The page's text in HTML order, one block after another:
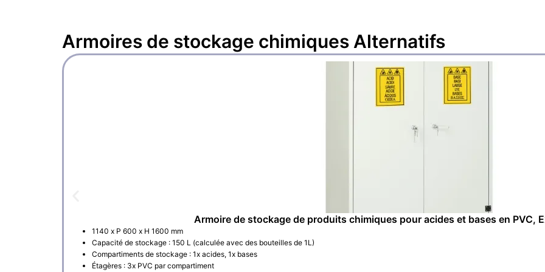
Armoires de stockage chimiques Alternatifs
Armoire de stockage de produits chimiques pour acides et bases en PVC,
1140 x P 600 x H 1600 mm
Capacité de stockage : 150 L (calculée avec des bouteilles de 1L)
Compartiments de stockage : 1x acides, 1x bases
Étagères : 3x PVC par compartiment